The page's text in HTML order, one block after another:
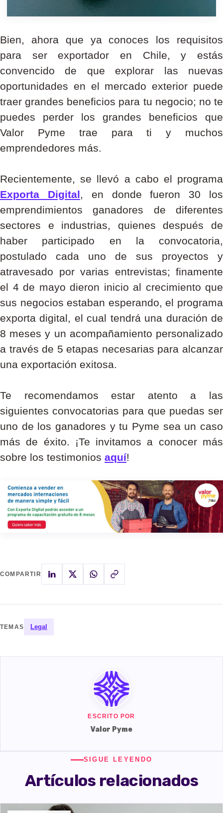
Bien, ahora que ya conoces los requisitos
para ser exportador en Chile, y estás
convencido de que explorar las nuevas
oportunidades en el mercado exterior puede
traer grandes beneficios para tu negocio; no te
puedes perder los grandes beneficios que
Valor Pyme trae para ti y muchos
emprendedores más.
Recientemente, se llevó a cabo el programa
Exporta Digital, en donde fueron 30 los
emprendimientos ganadores de diferentes
sectores e industrias, quienes después de
haber participado en la convocatoria,
postulado cada uno de sus proyectos y
atravesado por varias entrevistas; finamente
el 4 de mayo dieron inicio al crecimiento que
sus negocios estaban esperando, el programa
exporta digital, el cual tendrá una duración de
8 meses y un acompañamiento personalizado
a través de 5 etapas necesarias para alcanzar
una exportación exitosa.
Te recomendamos estar atento a las
siguientes convocatorias para que puedas ser
uno de los ganadores y tu Pyme sea un caso
más de éxito. ¡Te invitamos a conocer más
sobre los testimonios aquí!
COMPARTIR
TEMAS Legal
ESCRITO POR
Valor Pyme
SIGUE LEYENDO
Artículos relacionados